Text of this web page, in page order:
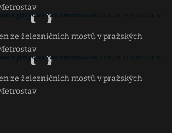
ze železničních mostů v pražských
ze železničních mostů v pražských